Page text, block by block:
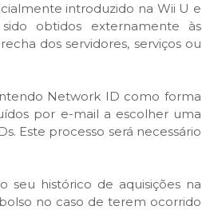
introduzido na Wii U e
obtidos externamente às
dos servidores, serviços ou
Network ID como forma
por e-mail a escolher uma
Este processo será necessário
seu histórico de aquisições na
no caso de terem ocorrido